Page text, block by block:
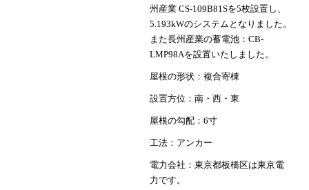
州産業 CS-109B81Sを5枚設置し、
5.193kWのシステムとなりました。
また長州産業の蓄電池：CB-
LMP98Aを設置いたしました。
屋根の形状：複合寄棟
設置方位：南・西・東
屋根の勾配：6寸
工法：アンカー
電力会社：東京都板橋区は東京電
力です。